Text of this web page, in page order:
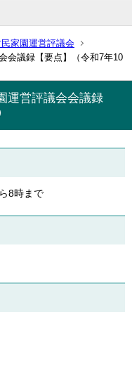
家園運営評議会
会議録【要点】（令和7年10
運営評議会会議録
8時まで